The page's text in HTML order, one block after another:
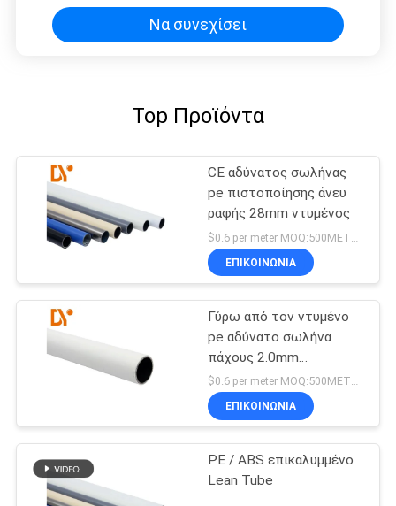
Να συνεχίσει
Top Προϊόντα
CE αδύνατος σωλήνας
pe πιστοποίησης άνευ
ραφής 28mm ντυμένος
ΕΠΙΚΟΙΝΩΝΊΑ
Γύρω από τον ντυμένο
pe αδύνατο σωλήνα
πάχους 2.0mm
τραβηγμένο στο κρύο
$0.6 per meter MOQ:500METERS
ΕΠΙΚΟΙΝΩΝΊΑ
PE / ABS επικαλυμμένο
Lean Tube